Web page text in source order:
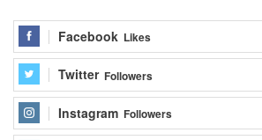
Facebook Likes
Twitter Followers
Instagram Followers